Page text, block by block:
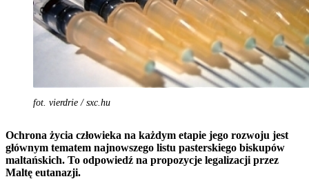
fot. vierdrie / sxc.hu
Ochrona życia człowieka na każdym etapie jego rozwoju jest
głównym tematem najnowszego listu pasterskiego biskupów
maltańskich. To odpowiedź na propozycje legalizacji przez
Maltę eutanazji.